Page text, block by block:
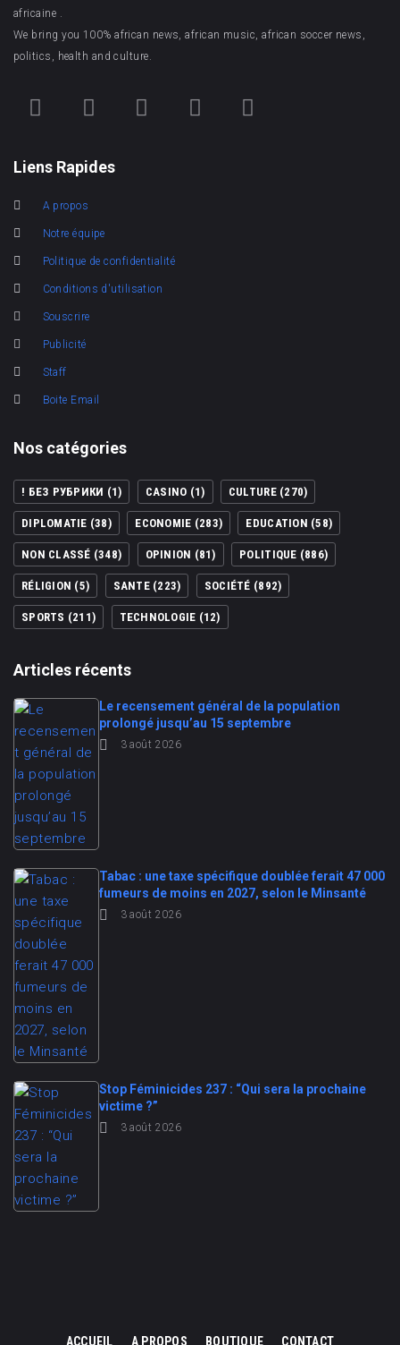
africaine .
We bring you 100% african news, african music, african soccer news,
politics, health and culture.
Liens Rapides
A propos
Notre équipe
Politique de confidentialité
Conditions d'utilisation
Souscrire
Publicité
Staff
Boite Email
Nos catégories
! БЕЗ РУБРИКИ (1) CASINO (1) CULTURE(270)
DIPLOMATIE (38) ECONOMIE (283) EDUCATION (58)
NON CLASSÉ (348) OPINION (81) POLITIQUE (886)
RÉLIGION (5) SANTE(223) SOCIÉTÉ (892)
SPORTS (211) TECHNOLOGIE (12)
Articles récents
Le recensement général de la population
prolongé jusqu’au 15 septembre
3 août 2026
Tabac : une taxe spécifique doublée ferait 47 000
fumeurs de moins en 2027, selon le Minsanté
3 août 2026
Stop Féminicides 237 : “Qui sera la prochaine
victime ?”
3 août 2026
ACCUEIL A PROPOS BOUTIQUE CONTACT